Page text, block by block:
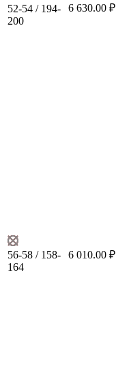
52-54 / 194-
200
6 630.00 ₽
56-58 / 158-
164
6 010.00 ₽